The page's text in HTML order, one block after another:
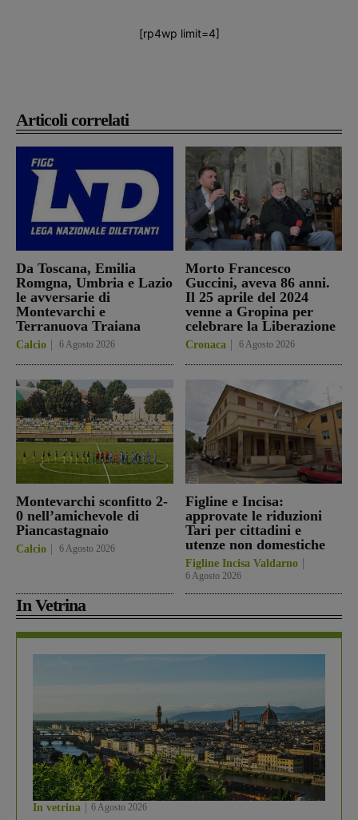
Articoli correlati
Da Toscana, Emilia
Romgna, Umbria e Lazio
le avversarie di
Montevarchi e
Terranuova Traiana
Calcio 6 Agosto 2026
Morto Francesco
Guccini, aveva 86 anni.
Il 25 aprile del 2024
venne a Gropina per
celebrare la Liberazione
Cronaca 6 Agosto 2026
Montevarchi sconfitto 2-
0 nell’amichevole di
Piancastagnaio
Calcio 6 Agosto 2026
Figline e Incisa:
approvate le riduzioni
Tari per cittadini e
utenze non domestiche
Figline Incisa Valdarno
6 Agosto 2026
In Vetrina
In vetrina 6 Agosto 2026
[rp4wp limit=4]